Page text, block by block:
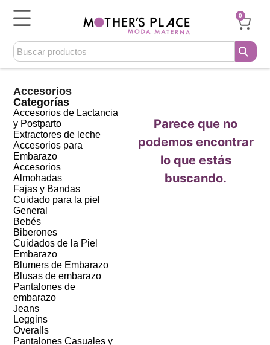
0
Accesorios
Categorías
Accesorios de Lactancia
y Postparto
Extractores de leche
Accesorios para
Embarazo
Accesorios
Almohadas
Fajas y Bandas
Cuidado para la piel
General
Bebés
Biberones
Cuidados de la Piel
Embarazo
Blumers de Embarazo
Blusas de embarazo
Pantalones de
embarazo
Jeans
Leggins
Overalls
Pantalones Casuales y
Parece que no
podemos encontrar
lo que estás
buscando.